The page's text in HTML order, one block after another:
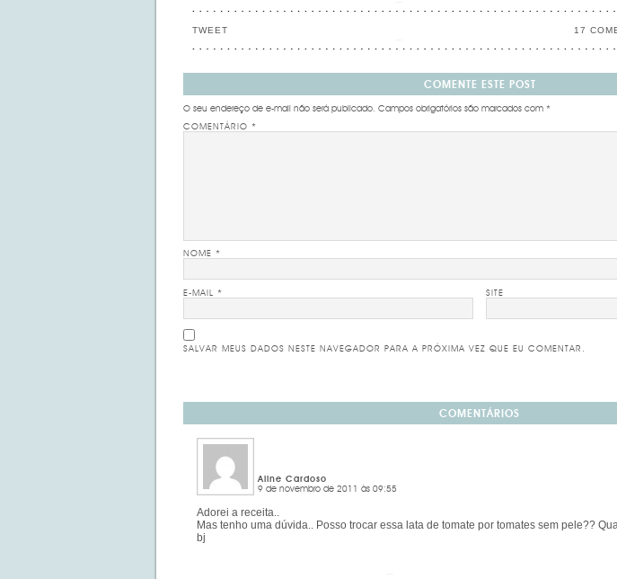
17
TWEET
COMENTE ESTE POST
O seu endereço de e-mail não será publicado. Campos obrigatórios são marcados com *
COMENTÁRIO *
NOME *
E-MAIL * SITE
SALVAR MEUS DADOS NESTE NAVEGADOR PARA A PRÓXIMA VEZ QUE EU COMENTAR.
COMENTÁRIOS
Aline Cardoso
9 de novembro de 2011 às 09:55
Adorei a receita..
Mas tenho uma dúvida.. Posso trocar essa lata de tomate por tomates sem pele??
bj